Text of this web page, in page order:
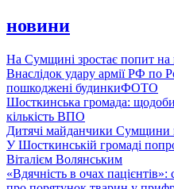
новини
На Сумщині зростає попит
Внаслідок удару армії РФ по
пошкоджені будинкиФОТО
Шосткинська громада:
кількість ВПО
Дитячі майданчики Сумщини
У Шосткинській громаді
Віталієм Волянським
«Вдячність в очах